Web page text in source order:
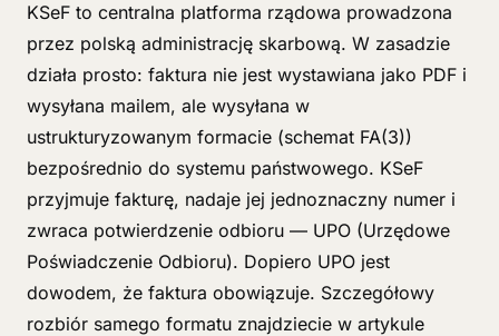
KSeF to centralna platforma rządowa prowadzona
przez polską administrację skarbową. W zasadzie
działa prosto: faktura nie jest wystawiana jako PDF i
wysyłana mailem, ale wysyłana w
ustrukturyzowanym formacie (schemat FA(3))
bezpośrednio do systemu państwowego. KSeF
przyjmuje fakturę, nadaje jej jednoznaczny numer i
zwraca potwierdzenie odbioru — UPO (Urzędowe
Poświadczenie Odbioru). Dopiero UPO jest
dowodem, że faktura obowiązuje. Szczegółowy
rozbiór samego formatu znajdziecie w artykule